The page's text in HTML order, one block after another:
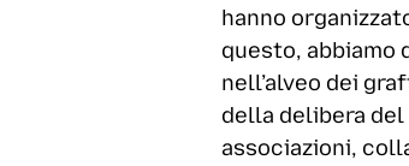
hanno
questo, abbiamo
nell’alveo dei
della delibera
associazioni,